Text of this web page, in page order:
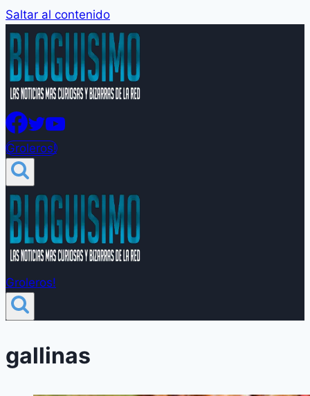
Saltar al contenido
Groleros!
Groleros!
gallinas